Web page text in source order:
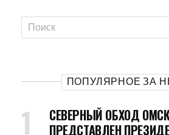
ПОПУЛЯРНОЕ ЗА
СЕВЕРНЫЙ ОБХОД
ПРЕДСТАВЛЕН